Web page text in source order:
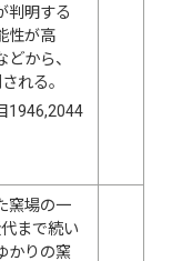
判明する
性が高
から、
れる。
1946,2044
窯場の一
まで続い
かりの窯